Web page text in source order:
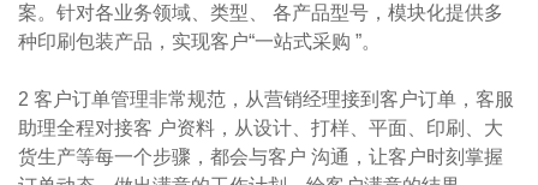
案。针对各业务领域、类型、 各产品型号，模块化提供多
种印刷包装产品，实现客户“一站式采购 ”。
2 客户订单管理非常规范，从营销经理接到客户订单，客服
助理全程对接客 户资料，从设计、打样、平面、印刷、大
货生产等每一个步骤，都会与客户 沟通，让客户时刻掌握